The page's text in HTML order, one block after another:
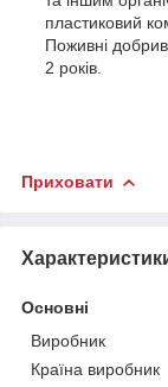
пластиковий
Поживні
2 років.
Приховати
Основні
Виробник
Країна виробник